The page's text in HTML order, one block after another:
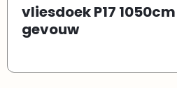
vliesdoek P17
gevouw